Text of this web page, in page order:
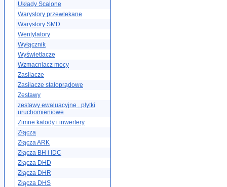
Układy Scalone
Warystory przewlekane
Warystory SMD
Wentylatory
Wyłącznik
Wyświetlacze
Wzmacniacz mocy
Zasilacze
Zasilacze stałoprądowe
Zestawy
zestawy ewaluacyjne , płytki
uruchomieniowe
Zimne katody i inwertery
Złącza
Złącza ARK
Złącza BH i IDC
Złącza DHD
Złącza DHR
Złącza DHS